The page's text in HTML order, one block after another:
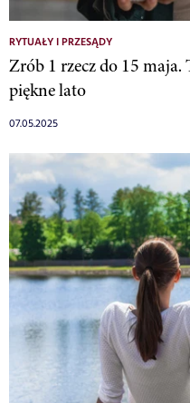
RYTUAŁY I PRZESĄDY
Zrób 1 rzecz do 15
piękne lato
07.05.2025